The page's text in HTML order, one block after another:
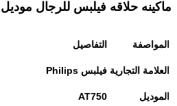
ماكينه حلاقه فيلبس للرجال موديل AT750
المواصفة التفاصيل
العلامة التجارية فيلبس
الموديل AT750